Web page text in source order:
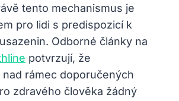
tento mechanismus je
pro lidi s predispozicí k
Odborné články na
potvrzují, že
rámec doporučených
zdravého člověka žádný